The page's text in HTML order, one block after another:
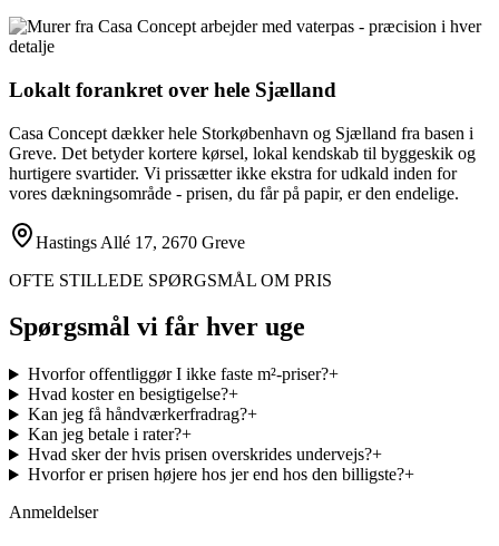
Lokalt forankret over hele Sjælland
Casa Concept dækker hele Storkøbenhavn og Sjælland fra basen i
Greve. Det betyder kortere kørsel, lokal kendskab til byggeskik og
hurtigere svartider. Vi prissætter ikke ekstra for udkald inden for
vores dækningsområde - prisen, du får på papir, er den endelige.
Hastings Allé 17, 2670 Greve
OFTE STILLEDE SPØRGSMÅL OM PRIS
Spørgsmål vi får hver uge
Hvorfor offentliggør I ikke faste m²-priser?+
Hvad koster en besigtigelse?+
Kan jeg få håndværkerfradrag?+
Kan jeg betale i rater?+
Hvad sker der hvis prisen overskrides undervejs?+
Hvorfor er prisen højere hos jer end hos den billigste?+
Anmeldelser